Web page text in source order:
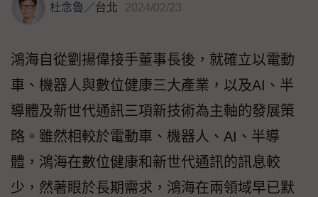
杜念魯／台北 2024/02/23
鴻海自從劉揚偉接手董事長後，就確立以電動
車、機器人與數位健康三大產業，以及AI、半
導體及新世代通訊三項新技術為主軸的發展策
略。雖然相較於電動車、機器人、AI、半導
體，鴻海在數位健康和新世代通訊的訊息較
少，然著眼於長期需求，鴻海在兩領域早已默